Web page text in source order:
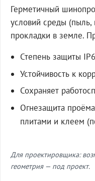
Герметичный
условий среды (пыль,
прокладки в земле.
Степень защиты
Устойчивость к
Сохраняет
Огнезащита
плитами и клеем
Для проектировщика:
геометрия — под проект.